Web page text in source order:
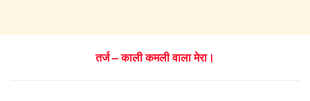
तर्ज – काली कमली वाला मेरा।